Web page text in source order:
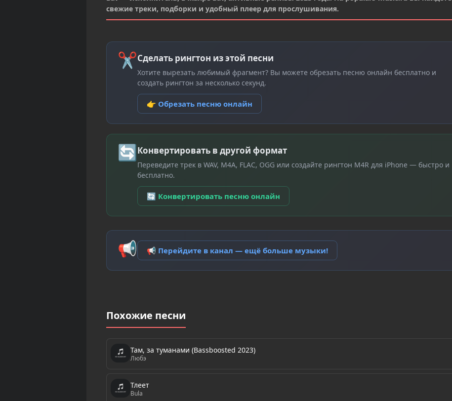
свежие треки, подборки и удобный плеер для прослушивания.
✂Сделать рингтон из этой песни
Хотите вырезать любимый фрагмент? Вы можете обрезать песню онлайн бесплатно и
создать рингтон за несколько секунд.
👉 Обрезать песню онлайн
🔄Конвертировать в другой формат
Переведите трек в WAV, M4A, FLAC, OGG или создайте рингтон M4R для iPhone — быстро и
бесплатно.
🔄 Конвертировать песню онлайн
📢 📢 Перейдите в канал — ещё больше музыки!
Похожие песни
Там, за туманами (Bassboosted 2023)
Любэ
Тлеет
Bula